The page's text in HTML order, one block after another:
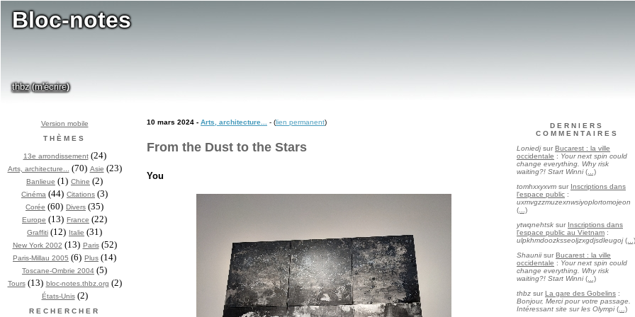
Bloc-notes
thbz(m'écrire)
Version mobile
THÈMES
13e arrondissement(24)
Arts, architecture... (70) Asie (23)
Banlieue (1) Chine (2)
Cinéma (44) Citations (3)
Corée (60) Divers (35)
Europe (13) France (22)
Graffiti (12) Italie (31)
New York 2002 (13) Paris(52)
Paris-Millau 2005 (6) Plus (14)
Toscane-Ombrie 2004 (5)
Tours(13) bloc-notes.thbz.org (2)
États-Unis(2)
RECHERCHER
10 mars 2024 - Arts, architecture... - (lien permanent)
From the Dust to the Stars
You
DERNIERS
COMMENTAIRES
Loniedjsur Bucarest : la ville
occidentale : Your next spin could
change everything. Why risk
waiting?! Start Winni (...)
tomhxxyxvm sur Inscriptions dans
l'espace public :
uxmvgzzmuzexnwsiyoplortomojeon
(...)
ytwqnehtsk sur Inscriptions dans
l'espace public au Vietnam :
ulpkhmdoozksseoljzxgdjsdleugoj (...)
Shauniisur Bucarest : la ville
occidentale : Your next spin could
change everything. Why risk
waiting?! Start Winni (...)
thbz sur La gare des Gobelins :
Bonjour, Merci pour votre passage.
Intéressant site sur les Olympi (...)